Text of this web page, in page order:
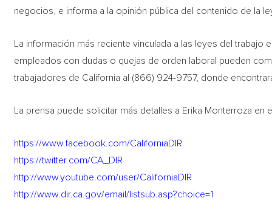
negocios, e informa a la opinión pública del contenido de la
La información más reciente vinculada a las leyes del trabajo
empleados con dudas o quejas de orden laboral pueden
trabajadores de California al (866) 924-9757, donde
La prensa puede solicitar más detalles a Erika Monterroza
https://www.facebook.com/CaliforniaDIR
https://twitter.com/CA_DIR
http://www.youtube.com/user/CaliforniaDIR
http://www.dir.ca.gov/email/listsub.asp?choice=1